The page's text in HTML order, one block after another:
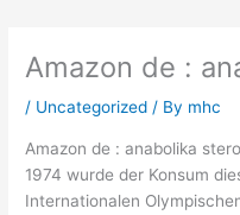
Amazon de :
/ Uncategorized / By mhc
Amazon de : anabolika
1974 wurde der Konsum
Internationalen